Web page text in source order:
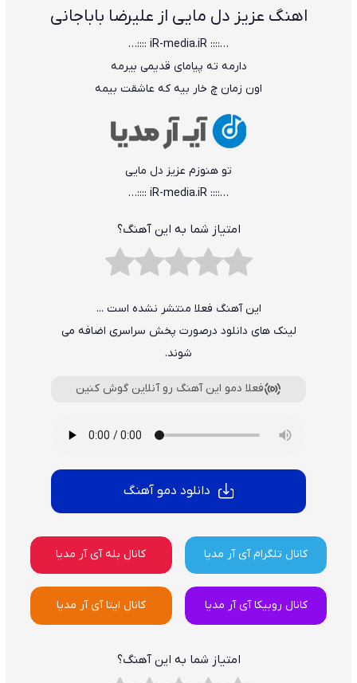
اهنگ عزیز دل مایی از علیرضا باباجانی
…:::: iR-media.iR ::::…
دارمه ته پیامای قدیمی بیرمه
اون زمان چ خار بیه که عاشقت بیمه
تو هنوزم عزیز دل مایی
…:::: iR-media.iR ::::…
امتیاز شما به این آهنگ؟
این آهنگ فعلا منتشر نشده است ...
لینک های دانلود درصورت پخش سراسری اضافه می
شوند.
فعلا دمو این آهنگ رو آنلاین گوش کنین
دانلود دمو آهنگ
کانال تلگرام آی آر مدیا کانال بله آی آر مدیا
کانال روبیکا آی آر مدیا کانال ایتا آی آر مدیا
امتیاز شما به این آهنگ؟